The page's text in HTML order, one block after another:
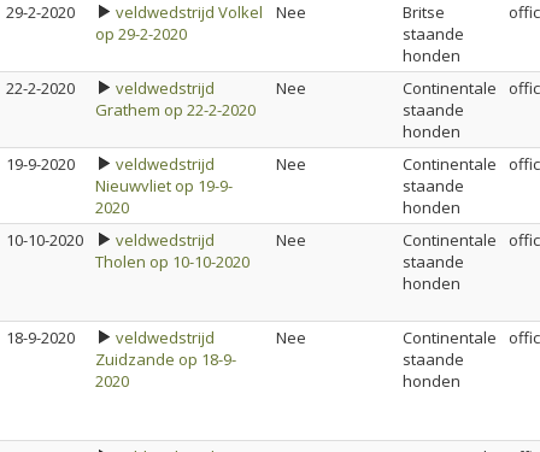
29-2-2020
veldwedstrijd Volkel
op 29-2-2020
Nee
Britse
staande
honden
22-2-2020
veldwedstrijd
Grathem op 22-2-2020
Nee
Continentale
staande
honden
19-9-2020
veldwedstrijd
Nieuwvliet op 19-9-
2020
Nee
Continentale
staande
honden
10-10-2020
veldwedstrijd
Tholen op 10-10-2020
Nee
Continentale
staande
honden
18-9-2020
veldwedstrijd
Zuidzande op 18-9-
2020
Nee
Continentale
staande
honden